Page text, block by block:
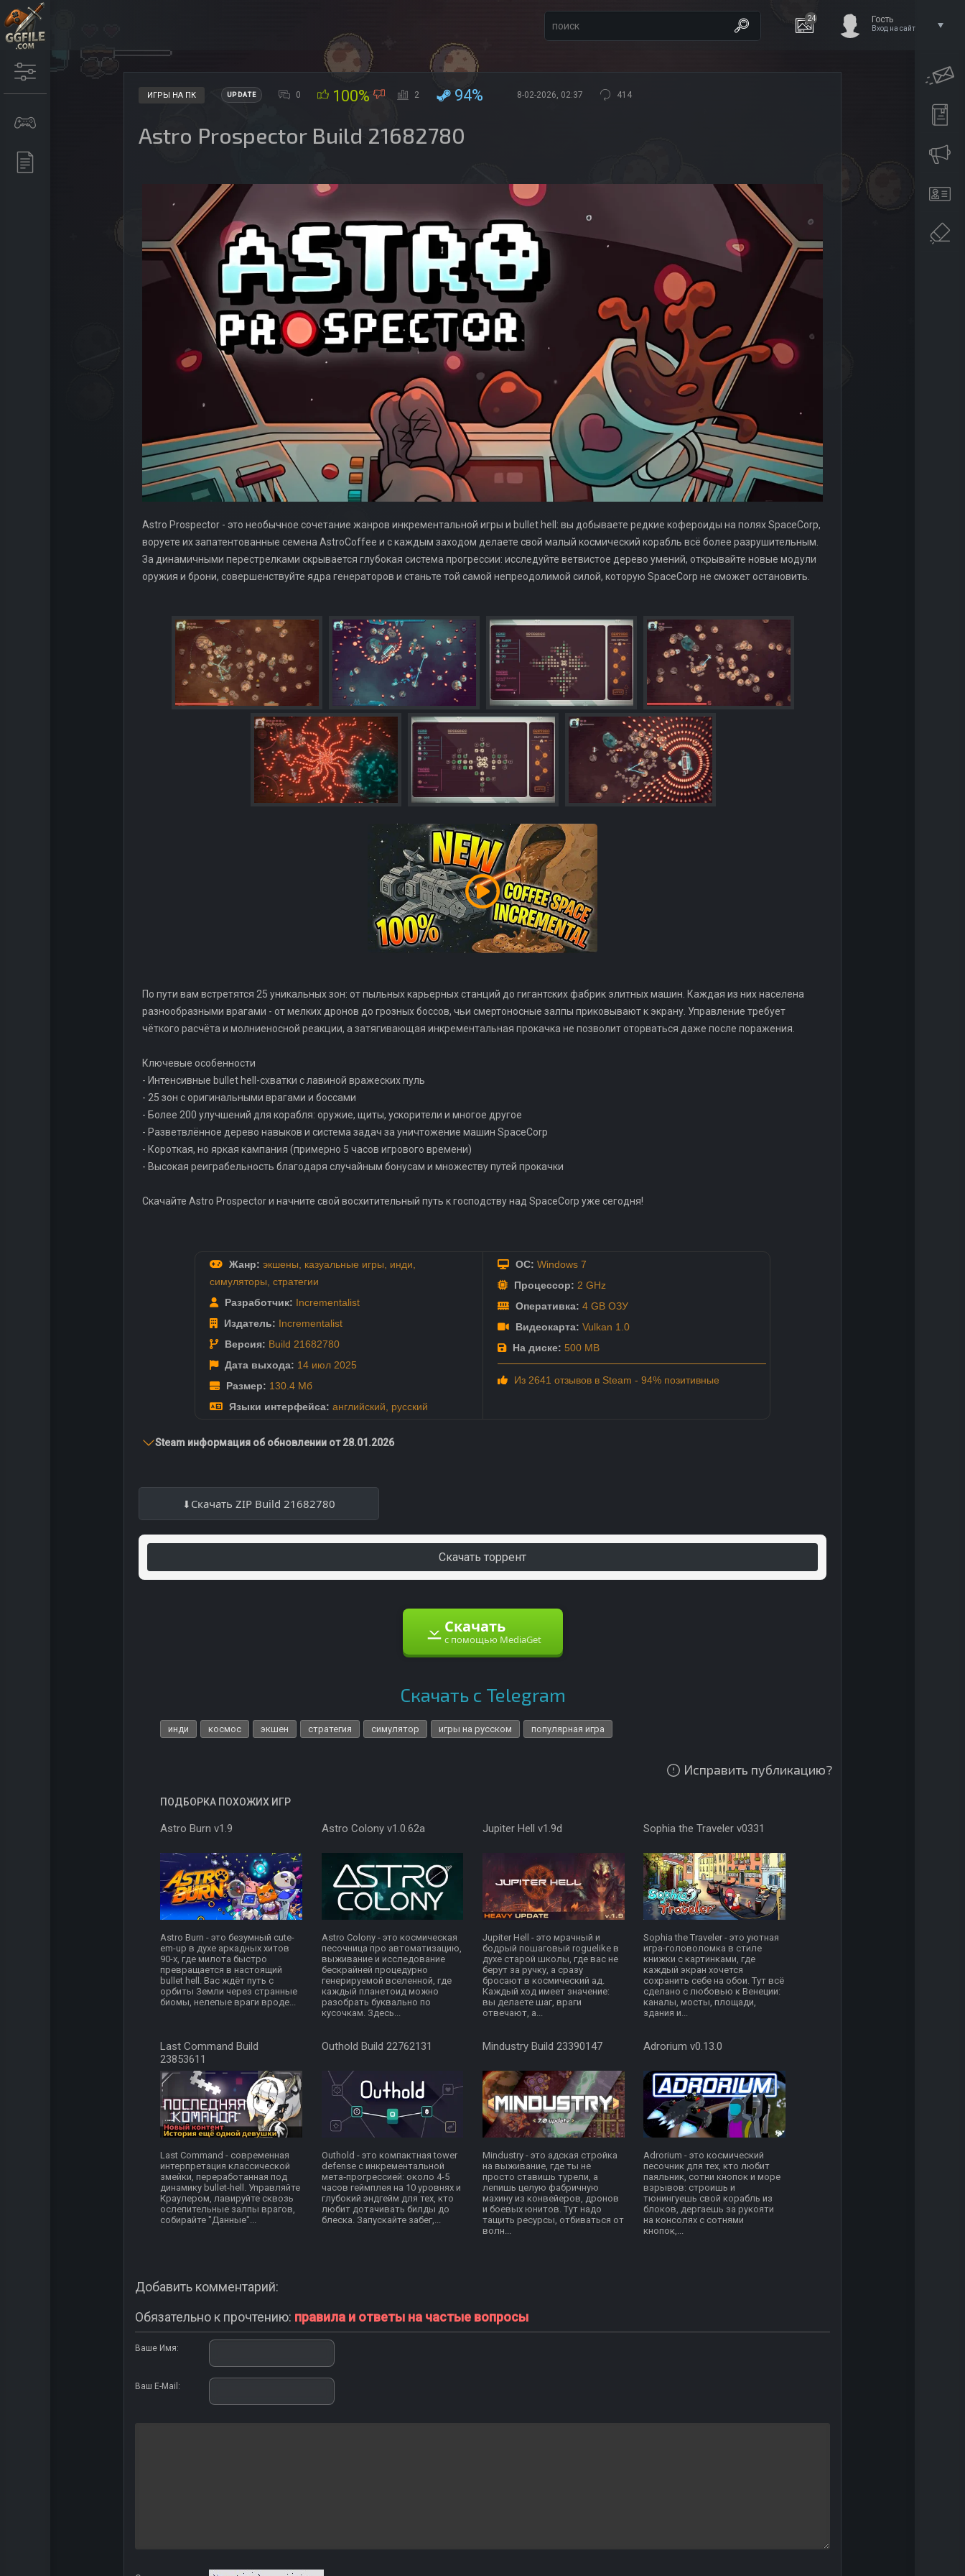
24 Гость
Вход на сайт
ИГРЫ НА ПК UPDATE 0 100% 2 94% 8-02-2026, 02:37 414
Astro Prospector Build 21682780
Astro Prospector - это необычное сочетание жанров инкрементальной игры и bullet hell: вы добываете редкие кофероиды на полях SpaceCorp,
воруете их запатентованные семена AstroCoffee и с каждым заходом делаете свой малый космический корабль всё более разрушительным.
За динамичными перестрелками скрывается глубокая система прогрессии: исследуйте ветвистое дерево умений, открывайте новые модули
оружия и брони, совершенствуйте ядра генераторов и станьте той самой непреодолимой силой, которую SpaceCorp не сможет остановить.
По пути вам встретятся 25 уникальных зон: от пыльных карьерных станций до гигантских фабрик элитных машин. Каждая из них населена
разнообразными врагами - от мелких дронов до грозных боссов, чьи смертоносные залпы приковывают к экрану. Управление требует
чёткого расчёта и молниеносной реакции, а затягивающая инкрементальная прокачка не позволит оторваться даже после поражения.
Ключевые особенности
- Интенсивные bullet hell-схватки с лавиной вражеских пуль
- 25 зон с оригинальными врагами и боссами
- Более 200 улучшений для корабля: оружие, щиты, ускорители и многое другое
- Разветвлённое дерево навыков и система задач за уничтожение машин SpaceCorp
- Короткая, но яркая кампания (примерно 5 часов игрового времени)
- Высокая реиграбельность благодаря случайным бонусам и множеству путей прокачки
Скачайте Astro Prospector и начните свой восхитительный путь к господству над SpaceCorp уже сегодня!
Жанр: экшены, казуальные игры, инди,
симуляторы, стратегии
Разработчик: Incrementalist
Издатель: Incrementalist
Версия: Build 21682780
Дата выхода: 14 июл 2025
Размер: 130.4 Мб
Языки интерфейса: английский, русский
ОС: Windows 7
Процессор: 2 GHz
Оперативка: 4 GB ОЗУ
Видеокарта: Vulkan 1.0
На диске: 500 MB
Из 2641 отзывов в Steam - 94% позитивные
Steam информация об обновлении от 28.01.2026
Скачать ZIP Build 21682780
Скачать торрент
Скачать
с помощью MediaGet
Скачать с Telegram
инди космос экшен стратегия симулятор игры на русском популярная игра
Исправить публикацию?
ПОДБОРКА ПОХОЖИХ ИГР
Astro Burn v1.9
Astro Burn - это безумный cute-
em-up в духе аркадных хитов
90-х, где милота быстро
превращается в настоящий
bullet hell. Вас ждёт путь с
орбиты Земли через странные
биомы, нелепые враги вроде...
Astro Colony v1.0.62a
Astro Colony - это космическая
песочница про автоматизацию,
выживание и исследование
бескрайней процедурно
генерируемой вселенной, где
каждый планетоид можно
разобрать буквально по
кусочкам. Здесь...
Jupiter Hell v1.9d
Jupiter Hell - это мрачный и
бодрый пошаговый roguelike в
духе старой школы, где вас не
берут за ручку, а сразу
бросают в космический ад.
Каждый ход имеет значение:
вы делаете шаг, враги
отвечают, а...
Sophia the Traveler v0331
Sophia the Traveler - это уютная
игра-головоломка в стиле
книжки с картинками, где
каждый экран хочется
сохранить себе на обои. Тут всё
сделано с любовью к Венеции:
каналы, мосты, площади,
здания и...
Last Command Build
23853611
Last Command - современная
интерпретация классической
змейки, переработанная под
динамику bullet-hell. Управляйте
Краулером, лавируйте сквозь
ослепительные залпы врагов,
собирайте "Данные"...
Outhold Build 22762131
Outhold - это компактная tower
defense с инкрементальной
мета‑прогрессией: около 4-5
часов геймплея на 10 уровнях и
глубокий эндгейм для тех, кто
любит дотачивать билды до
блеска. Запускайте забег,...
Mindustry Build 23390147
Mindustry - это адская стройка
на выживание, где ты не
просто ставишь турели, а
лепишь целую фабричную
махину из конвейеров, дронов
и боевых юнитов. Тут надо
тащить ресурсы, отбиваться от
волн...
Adrorium v0.13.0
Adrorium - это космический
песочник для тех, кто любит
паяльник, сотни кнопок и море
взрывов: строишь и
тюнингуешь свой корабль из
блоков, дергаешь за рукояти
на консолях с сотнями
кнопок,...
Добавить комментарий:
Обязательно к прочтению: правила и ответы на частые вопросы
Ваше Имя:
Ваш E-Mail: